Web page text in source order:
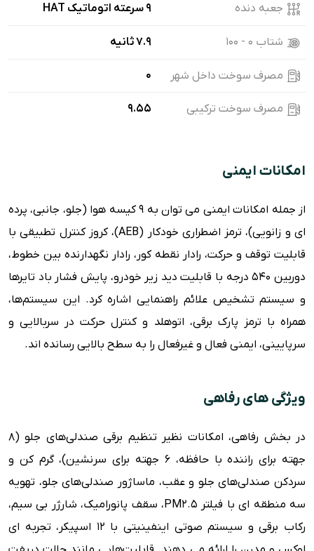
جعبه دنده 9 سرعته اتوماتیک HAT
شتاب ۰ - ۱۰۰ 7.9 ثانیه
مصرف سوخت داخل شهر 0
مصرف سوخت ترکیبی 9.55
امکانات ایمنی
از جمله امکانات ایمنی می توان به 9 کیسه هوا (جلو، جانبی، پرده
ای و زانویی)، ترمز اضطراری خودکار (AEB)، کروز کنترل تطبیقی با
قابلیت توقف و حرکت، رادار نقطه کور، رادار نگهدارنده بین خطوط،
دوربین 540 درجه با قابلیت دید زیر خودرو، پایش فشار باد تایرها
و سیستم تشخیص علائم راهنمایی اشاره کرد. این سیستم‌ها،
همراه با ترمز پارک برقی، اتوهلد و کنترل حرکت در سربالایی و
سرپایینی، ایمنی فعال و غیرفعال را به سطح بالایی رسانده اند.
ویژگی های رفاهی
در بخش رفاهی، امکانات نظیر تنظیم برقی صندلی‌های جلو (8
جهته برای راننده با حافظه، 6 جهته برای سرنشین)، گرم کن و
سردکن صندلی‌های جلو و عقب، ماساژور صندلی‌های جلو، تهویه
سه منطقه ای با فیلتر PM2.5، سقف پانورامیک، شارژر بی سیم،
رکاب برقی و سیستم صوتی اینفینیتی با 12 اسپیکر، تجربه ای